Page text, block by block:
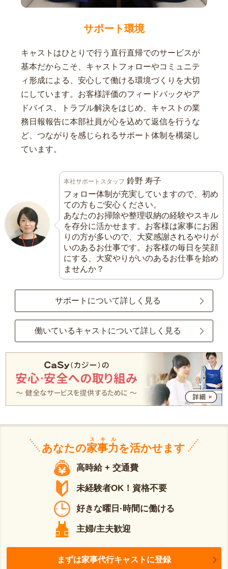
サポート環境
キャストはひとりで行う直行直帰でのサービスが
基本だからこそ、キャストフォローやコミュニテ
ィ形成による、安心して働ける環境づくりを大切
にしています。お客様評価のフィードバックやア
ドバイス、トラブル解決をはじめ、キャストの業
務日報報告に本部社員が心を込めて返信を行うな
ど、つながりを感じられるサポート体制を構築し
ています。
本社サポートスタッフ 鈴野 寿子
フォロー体制が充実していますので、初め
ての方もご安心ください。
あなたのお掃除や整理収納の経験やスキル
を存分に活かせます。お客様は家事にお困
りの方が多いので、大変感謝されるやりが
いのあるお仕事です。お客様の毎日を笑顔
にする、大変やりがいのあるお仕事を始め
ませんか？
サポートについて詳しく見る
働いているキャストについて詳しく見る
あなたの家事力
スキル
を活かせます
高時給 + 交通費
未経験者OK！資格不要
好きな曜日·時間に働ける
主婦/主夫歓迎
まずは家事代行キャストに登録